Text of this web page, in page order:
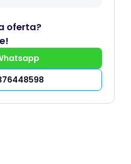
oferta?